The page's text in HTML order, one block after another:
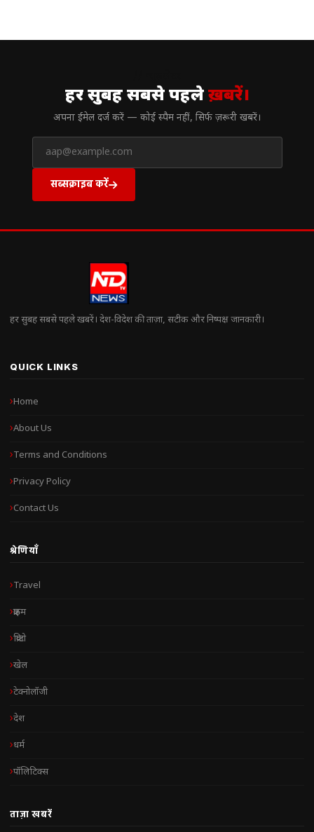
हर सुबह सबसे पहलेख़बरें।
अपना ईमेल दर्ज करें — कोई स्पैम नहीं, सिर्फ ज़रूरी खबरें।
सब्सक्राइब करें
हर सुबह सबसे पहले खबरें। देश-विदेश की ताज़ा, सटीक और निष्पक्ष जानकारी।
QUICK LINKS
Home
About Us
Terms and Conditions
Privacy Policy
Contact Us
श्रेणियाँ
Travel
क्राइम
क्रिप्टो
खेल
टेक्नोलॉजी
देश
धर्म
पॉलिटिक्स
ताज़ा खबरें